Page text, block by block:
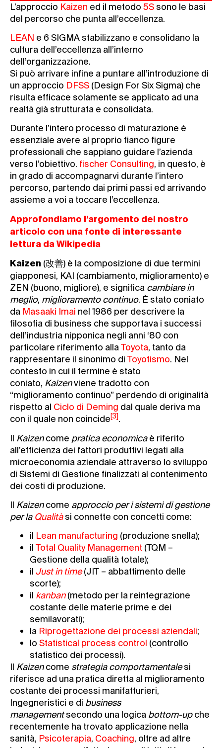
L’approccio Kaizen ed il metodo 5S sono le basi
del percorso che punta all’eccellenza.
LEAN e 6 SIGMA stabilizzano e consolidano la
cultura dell’eccellenza all’interno
dell’organizzazione.
Si può arrivare infine a puntare all’introduzione di
un approccio DFSS (Design For Six Sigma) che
risulta efficace solamente se applicato ad una
realtà già strutturata e consolidata.
Durante l’intero processo di maturazione è
essenziale avere al proprio fianco figure
professionali che sappiano guidare l’azienda
verso l’obiettivo. fischer Consulting, in questo, è
in grado di accompagnarvi durante l’intero
percorso, partendo dai primi passi ed arrivando
assieme a voi a toccare l’eccellenza.
Approfondiamo l’argomento del nostro
articolo con una fonte di interessante
lettura da Wikipedia
Kaizen (改善) è la composizione di due termini
giapponesi, KAI (cambiamento, miglioramento) e
ZEN (buono, migliore), e significa cambiare in
meglio, miglioramento continuo. È stato coniato
da Masaaki Imai nel 1986 per descrivere la
filosofia di business che supportava i successi
dell’industria nipponica negli anni ‘80 con
particolare riferimento allaToyota, tanto da
rappresentare il sinonimo di Toyotismo. Nel
contesto in cui il termine è stato
coniato, Kaizenviene tradotto con
“miglioramento continuo” perdendo di originalità
rispetto al Ciclo di Deming dal quale deriva ma
con il quale non coincide[3].
Il Kaizencome pratica economicaè riferito
all’efficienza dei fattori produttivi legati alla
microeconomia aziendale attraverso lo sviluppo
di Sistemi di Gestione finalizzati al contenimento
dei costi di produzione.
Il Kaizencome approccio per i sistemi di gestione
per la Qualitàsi connette con concetti come:
il Lean manufacturing (produzione snella);
il Total Quality Management (TQM –
Gestione della qualità totale);
il Just in time(JIT – abbattimento delle
scorte);
il kanban(metodo per la reintegrazione
costante delle materie prime e dei
semilavorati);
la Riprogettazione dei processi aziendali;
lo Statistical process control (controllo
statistico dei processi).
Il Kaizencome strategia comportamentalesi
riferisce ad una pratica diretta al miglioramento
costante dei processi manifatturieri,
Ingegneristici e di business
managementsecondo una logica bottom-upche
recentemente ha trovato applicazione nella
sanità, Psicoterapia, Coaching, oltre ad altre